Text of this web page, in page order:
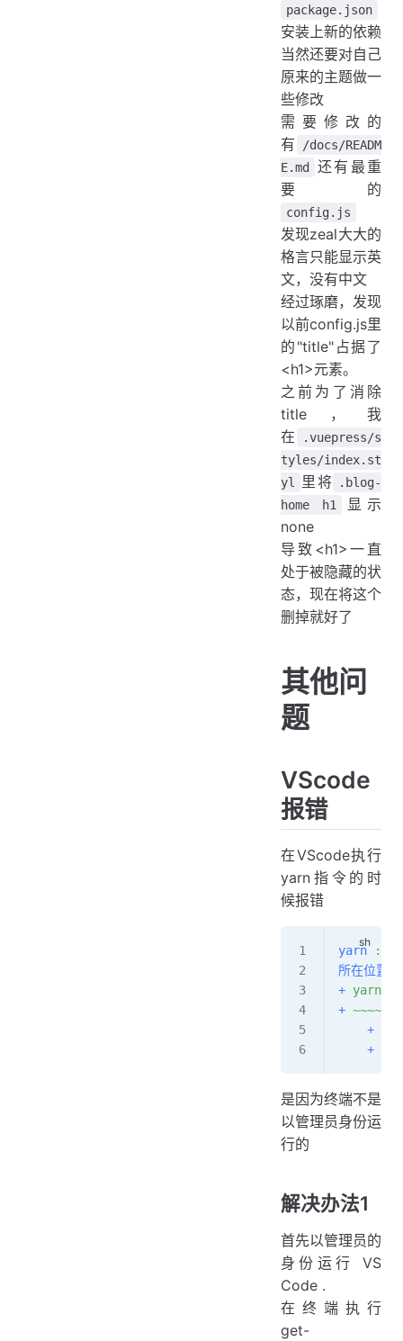
package.json
安装上新的依赖
当然还要对自己
原来的主题做一
些修改
需要修改的
有
/docs/READM
E.md
还有最重
要的
config.js
发现zeal大大的
格言只能显示英
文，没有中文
经过琢磨，发现
以前config.js里
的"title"占据了
<h1>元素。
之前为了消除
title，我
在
.vuepress/s
tyles/index.st
yl
里将
.blog-
home h1
显示
none
导致<h1>一直
处于被隐藏的状
态，现在将这个
删掉就好了
其他问
题
VScode
报错
在VScode执行
yarn指令的时
候报错
yarn :
所在位置
+ yarn
+ ~~~~
    +
    +
是因为终端不是
以管理员身份运
行的
解决办法1
首先以管理员的
身份运行 VS
Code .
在终端执行
get-